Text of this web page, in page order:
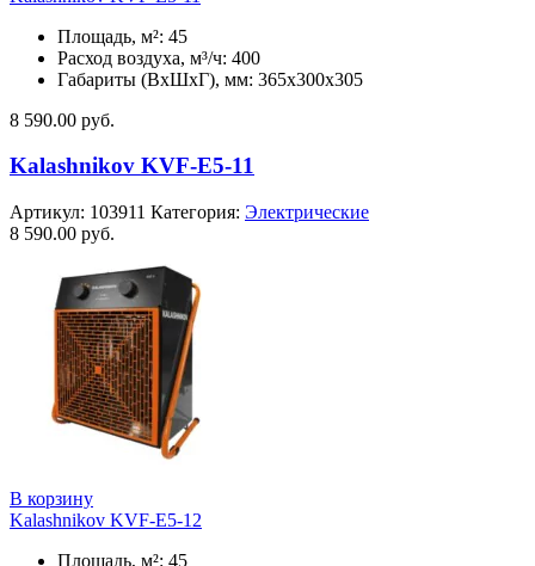
Площадь, м²: 45
Расход воздуха, м³/ч: 400
Габариты (ВхШхГ), мм: 365x300x305
8 590.00 руб.
Kalashnikov KVF-E5-11
Артикул: 103911 Категория: Электрические
8 590.00 руб.
В корзину
Kalashnikov KVF-E5-12
Площадь, м²: 45